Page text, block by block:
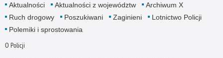
Aktualności Aktualności z województw
Archiwum X
Ruch drogowy
Poszukiwani Zaginieni
Lotnictwo Policji
Polemiki i sprostowania
O Policji